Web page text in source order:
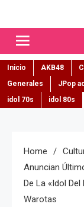
Inicio AKB48
Generales
JPop
idol 70s
idol 80s
Home
Anuncian
De La «idol Del
Warotas